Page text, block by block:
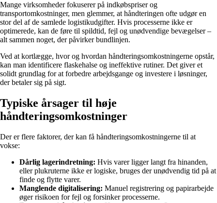
Mange virksomheder fokuserer på indkøbspriser og
transportomkostninger, men glemmer, at håndteringen ofte udgør en
stor del af de samlede logistikudgifter. Hvis processerne ikke er
optimerede, kan de føre til spildtid, fejl og unødvendige bevægelser –
alt sammen noget, der påvirker bundlinjen.
Ved at kortlægge, hvor og hvordan håndteringsomkostningerne opstår,
kan man identificere flaskehalse og ineffektive rutiner. Det giver et
solidt grundlag for at forbedre arbejdsgange og investere i løsninger,
der betaler sig på sigt.
Typiske årsager til høje
håndteringsomkostninger
Der er flere faktorer, der kan få håndteringsomkostningerne til at
vokse:
Dårlig lagerindretning: Hvis varer ligger langt fra hinanden,
eller plukruterne ikke er logiske, bruges der unødvendig tid på at
finde og flytte varer.
Manglende digitalisering: Manuel registrering og papirarbejde
øger risikoen for fejl og forsinker processerne.